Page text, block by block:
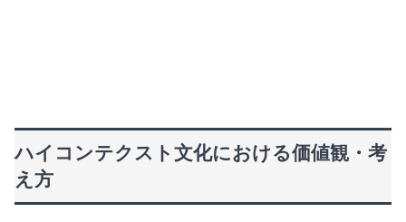
ハイコンテクスト文化における価値観・考
え方